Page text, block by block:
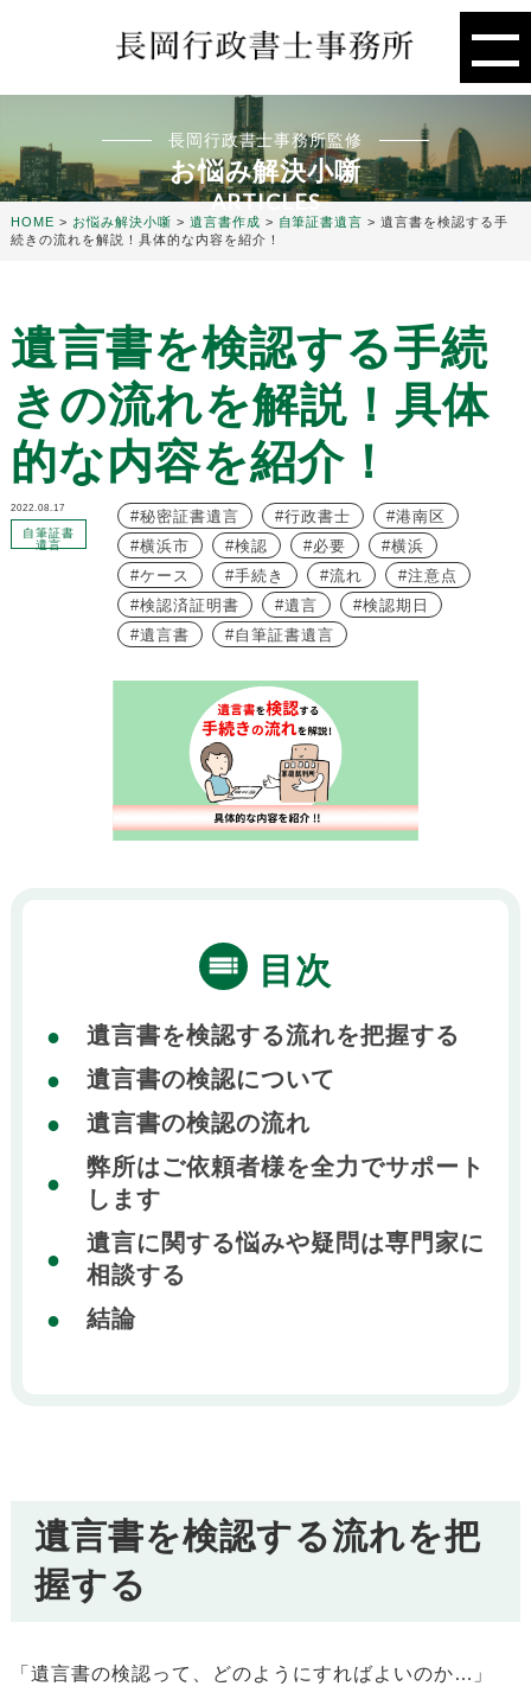
長岡行政書士事務所監修
お悩み解決小噺
ARTICLES
HOME > お悩み解決小噺 > 遺言書作成 > 自筆証書遺言 >遺言書を検認する手
続きの流れを解説！具体的な内容を紹介！
遺言書を検認する手続
きの流れを解説！具体
的な内容を紹介！
2022.08.17
自筆証書
遺言
秘密証書遺言 行政書士
港南区
横浜市
検認 必要
横浜
ケース
手続き 流れ
注意点
検認済証明書
遺言
検認期日
遺言書
自筆証書遺言
目次
遺言書を検認する流れを把握する
遺言書の検認について
遺言書の検認の流れ
弊所はご依頼者様を全力でサポート
します
遺言に関する悩みや疑問は専門家に
相談する
結論
遺言書を検認する流れを把
握する
「遺言書の検認って、どのようにすればよいのか…」